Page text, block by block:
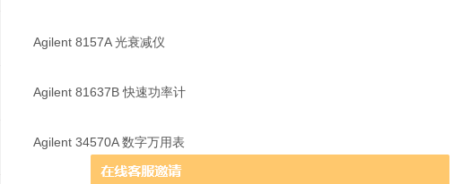
Agilent 8157A 光衰减仪
Agilent 81637B 快速功率计
Agilent 34570A 数字万用表